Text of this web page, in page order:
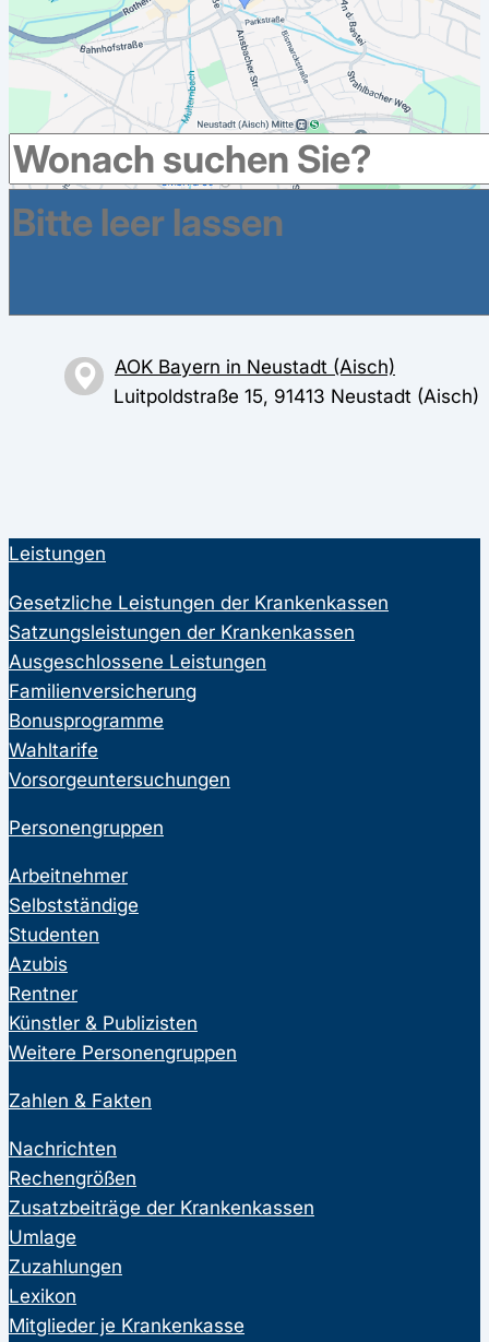
AOK Bayern in Neustadt (Aisch)
Luitpoldstraße 15, 91413 Neustadt (Aisch)
Leistungen
Gesetzliche Leistungen der Krankenkassen
Satzungsleistungen der Krankenkassen
Ausgeschlossene Leistungen
Familienversicherung
Bonusprogramme
Wahltarife
Vorsorgeuntersuchungen
Personengruppen
Arbeitnehmer
Selbstständige
Studenten
Azubis
Rentner
Künstler & Publizisten
Weitere Personengruppen
Zahlen & Fakten
Nachrichten
Rechengrößen
Zusatzbeiträge der Krankenkassen
Umlage
Zuzahlungen
Lexikon
Mitglieder je Krankenkasse